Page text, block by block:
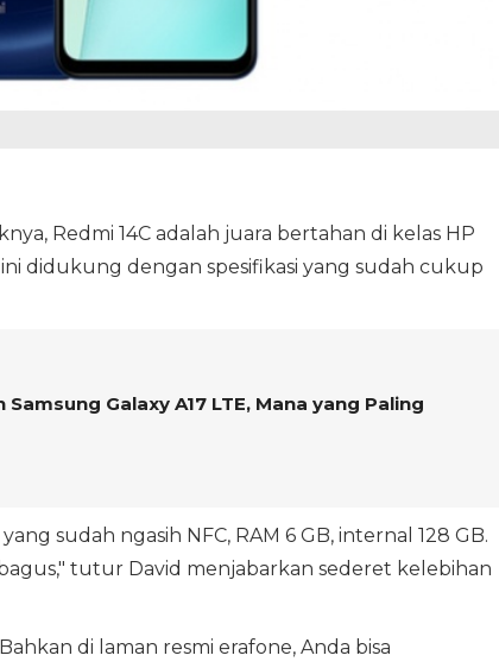
Redmi 14C adalah juara bertahan di kelas HP
didukung dengan spesifikasi yang sudah cukup
Galaxy A17 LTE, Mana yang Paling
sudah ngasih NFC, RAM 6 GB, internal 128 GB.
tutur David menjabarkan sederet kelebihan
di laman resmi erafone, Anda bisa